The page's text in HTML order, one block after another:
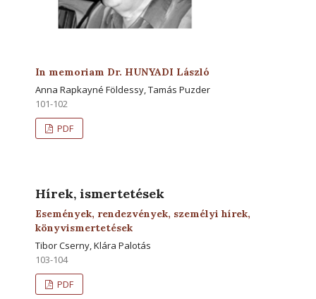
In memoriam Dr. HUNYADI László
Anna Rapkayné Földessy, Tamás Puzder
101-102
PDF
Hírek, ismertetések
Események, rendezvények, személyi hírek,
könyvismertetések
Tibor Cserny, Klára Palotás
103-104
PDF